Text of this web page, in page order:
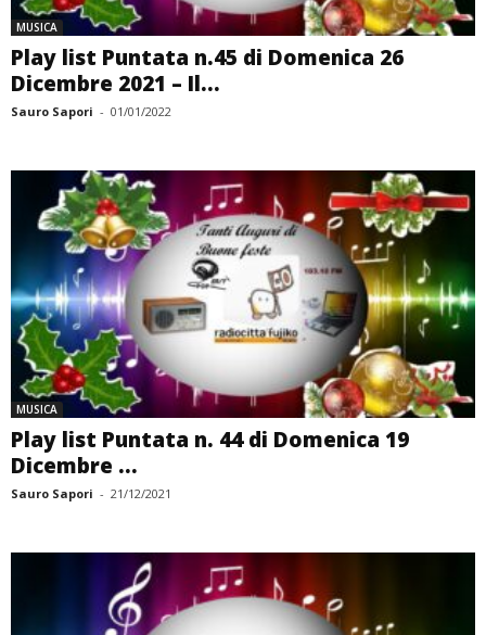
MUSICA
Play list Puntata n.45 di Domenica 26
Dicembre 2021 – Il...
Sauro Sapori - 01/01/2022
MUSICA
Play list Puntata n. 44 di Domenica 19
Dicembre ...
Sauro Sapori - 21/12/2021